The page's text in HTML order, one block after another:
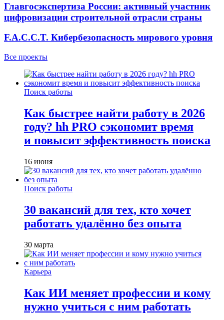
Главгосэкспертиза России: активный участник
цифровизации строительной отрасли страны
F.A.C.C.T. Кибербезопасность мирового уровня
Все проекты
Поиск работы
Как быстрее найти работу в 2026
году? hh PRO сэкономит время
и повысит эффективность поиска
16 июня
Поиск работы
30 вакансий для тех, кто хочет
работать удалённо без опыта
30 марта
Карьера
Как ИИ меняет профессии и кому
нужно учиться с ним работать